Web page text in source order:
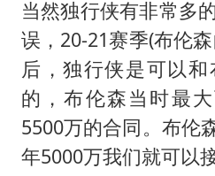
当然独行侠有非常多
误，20-21赛季(布伦
后，独行侠是可以
的，布伦森当时最
5500万的合同。布伦
年5000万我们就可以